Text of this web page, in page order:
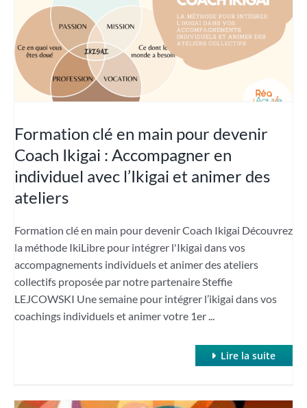
Formation clé en main pour devenir
Coach Ikigai : Accompagner en
individuel avec l’Ikigai et animer des
ateliers
Formation clé en main pour devenir Coach Ikigai Découvrez
la méthode IkiLibre pour intégrer l'Ikigai dans vos
accompagnements individuels et animer des ateliers
collectifs proposée par notre partenaire Steffie
LEJCOWSKI Une semaine pour intégrer l’ikigai dans vos
coachings individuels et animer votre 1er ...
Lire la suite